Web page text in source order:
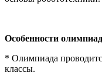
Особенности
* Олимпиада
классы.